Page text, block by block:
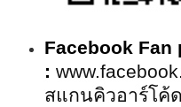
Facebook Fan
:
สแกนคิวอาร์โค้